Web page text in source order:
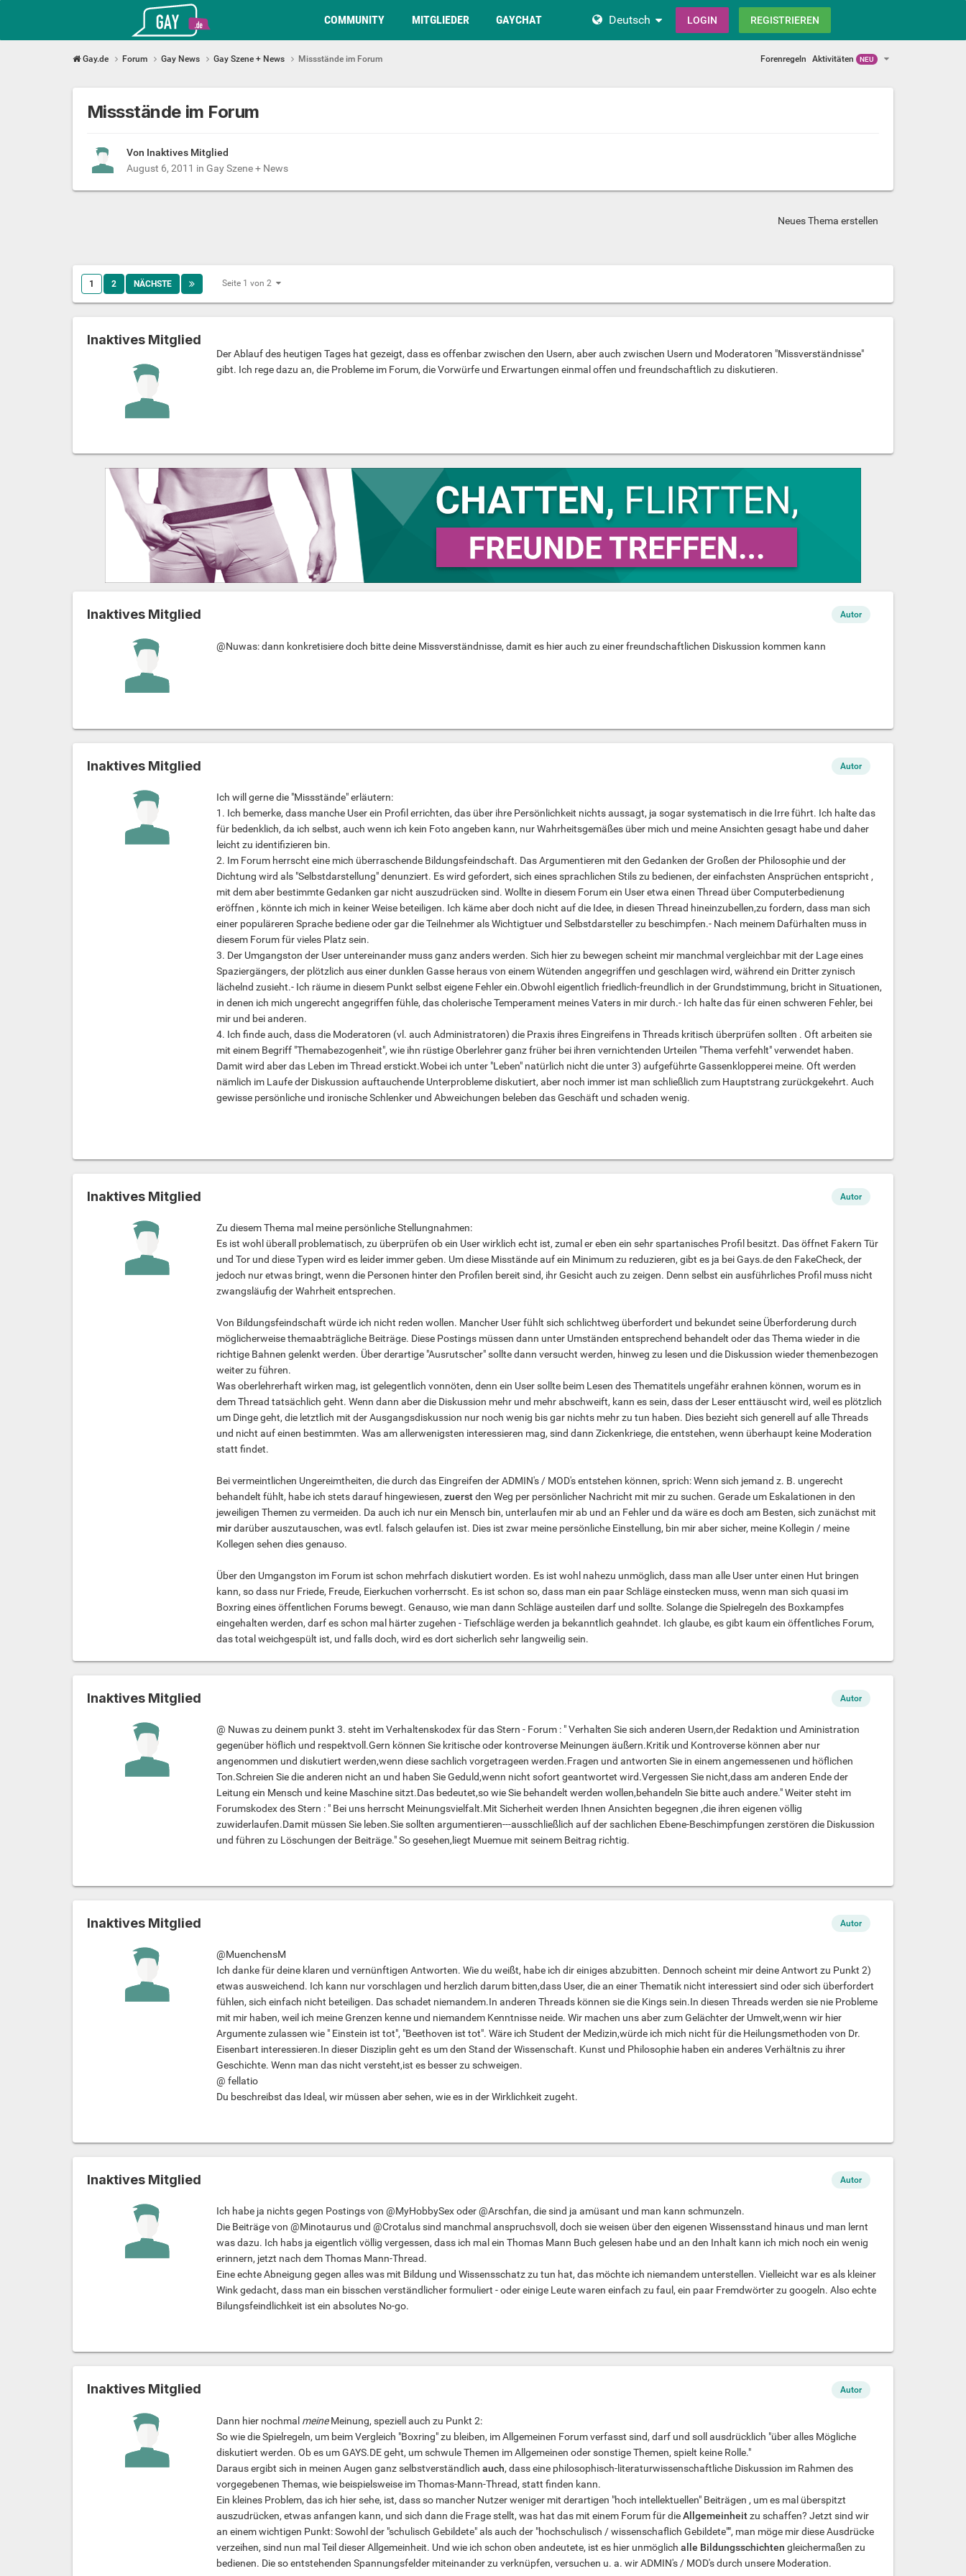
COMMUNITY MITGLIEDER GAYCHAT Deutsch LOGIN REGISTRIEREN
Forenregeln Aktivitäten NEU
Gay.de Forum Gay News Gay Szene + News Missstände im Forum
Missstände im Forum
Von Inaktives Mitglied
August 6, 2011 in Gay Szene + News
Neues Thema erstellen
1 2 NÄCHSTE Seite 1 von 2
Inaktives Mitglied
Der Ablauf des heutigen Tages hat gezeigt, dass es offenbar zwischen den Usern, aber auch zwischen Usern und Moderatoren "Missverständnisse"
gibt. Ich rege dazu an, die Probleme im Forum, die Vorwürfe und Erwartungen einmal offen und freundschaftlich zu diskutieren.
Inaktives Mitglied Autor
@Nuwas: dann konkretisiere doch bitte deine Missverständnisse, damit es hier auch zu einer freundschaftlichen Diskussion kommen kann
Inaktives Mitglied Autor
Ich will gerne die "Missstände" erläutern:
1. Ich bemerke, dass manche User ein Profil errichten, das über ihre Persönlichkeit nichts aussagt, ja sogar systematisch in die Irre führt. Ich halte das
für bedenklich, da ich selbst, auch wenn ich kein Foto angeben kann, nur Wahrheitsgemäßes über mich und meine Ansichten gesagt habe und daher
leicht zu identifizieren bin.
2. Im Forum herrscht eine mich überraschende Bildungsfeindschaft. Das Argumentieren mit den Gedanken der Großen der Philosophie und der
Dichtung wird als "Selbstdarstellung" denunziert. Es wird gefordert, sich eines sprachlichen Stils zu bedienen, der einfachsten Ansprüchen entspricht ,
mit dem aber bestimmte Gedanken gar nicht auszudrücken sind. Wollte in diesem Forum ein User etwa einen Thread über Computerbedienung
eröffnen , könnte ich mich in keiner Weise beteiligen. Ich käme aber doch nicht auf die Idee, in diesen Thread hineinzubellen,zu fordern, dass man sich
einer populäreren Sprache bediene oder gar die Teilnehmer als Wichtigtuer und Selbstdarsteller zu beschimpfen.- Nach meinem Dafürhalten muss in
diesem Forum für vieles Platz sein.
3. Der Umgangston der User untereinander muss ganz anders werden. Sich hier zu bewegen scheint mir manchmal vergleichbar mit der Lage eines
Spaziergängers, der plötzlich aus einer dunklen Gasse heraus von einem Wütenden angegriffen und geschlagen wird, während ein Dritter zynisch
lächelnd zusieht.- Ich räume in diesem Punkt selbst eigene Fehler ein.Obwohl eigentlich friedlich-freundlich in der Grundstimmung, bricht in Situationen,
in denen ich mich ungerecht angegriffen fühle, das cholerische Temperament meines Vaters in mir durch.- Ich halte das für einen schweren Fehler, bei
mir und bei anderen.
4. Ich finde auch, dass die Moderatoren (vl. auch Administratoren) die Praxis ihres Eingreifens in Threads kritisch überprüfen sollten . Oft arbeiten sie
mit einem Begriff "Themabezogenheit", wie ihn rüstige Oberlehrer ganz früher bei ihren vernichtenden Urteilen "Thema verfehlt" verwendet haben.
Damit wird aber das Leben im Thread erstickt.Wobei ich unter "Leben" natürlich nicht die unter 3) aufgeführte Gassenklopperei meine. Oft werden
nämlich im Laufe der Diskussion auftauchende Unterprobleme diskutiert, aber noch immer ist man schließlich zum Hauptstrang zurückgekehrt. Auch
gewisse persönliche und ironische Schlenker und Abweichungen beleben das Geschäft und schaden wenig.
Inaktives Mitglied Autor
Zu diesem Thema mal meine persönliche Stellungnahmen:
Es ist wohl überall problematisch, zu überprüfen ob ein User wirklich echt ist, zumal er eben ein sehr spartanisches Profil besitzt. Das öffnet Fakern Tür
und Tor und diese Typen wird es leider immer geben. Um diese Misstände auf ein Minimum zu reduzieren, gibt es ja bei Gays.de den FakeCheck, der
jedoch nur etwas bringt, wenn die Personen hinter den Profilen bereit sind, ihr Gesicht auch zu zeigen. Denn selbst ein ausführliches Profil muss nicht
zwangsläufig der Wahrheit entsprechen.
Von Bildungsfeindschaft würde ich nicht reden wollen. Mancher User fühlt sich schlichtweg überfordert und bekundet seine Überforderung durch
möglicherweise themaabträgliche Beiträge. Diese Postings müssen dann unter Umständen entsprechend behandelt oder das Thema wieder in die
richtige Bahnen gelenkt werden. Über derartige "Ausrutscher" sollte dann versucht werden, hinweg zu lesen und die Diskussion wieder themenbezogen
weiter zu führen.
Was oberlehrerhaft wirken mag, ist gelegentlich vonnöten, denn ein User sollte beim Lesen des Thematitels ungefähr erahnen können, worum es in
dem Thread tatsächlich geht. Wenn dann aber die Diskussion mehr und mehr abschweift, kann es sein, dass der Leser enttäuscht wird, weil es plötzlich
um Dinge geht, die letztlich mit der Ausgangsdiskussion nur noch wenig bis gar nichts mehr zu tun haben. Dies bezieht sich generell auf alle Threads
und nicht auf einen bestimmten. Was am allerwenigsten interessieren mag, sind dann Zickenkriege, die entstehen, wenn überhaupt keine Moderation
statt findet.
Bei vermeintlichen Ungereimtheiten, die durch das Eingreifen der ADMIN's / MOD's entstehen können, sprich: Wenn sich jemand z. B. ungerecht
behandelt fühlt, habe ich stets darauf hingewiesen, zuerstden Weg per persönlicher Nachricht mit mir zu suchen. Gerade um Eskalationen in den
jeweiligen Themen zu vermeiden. Da auch ich nur ein Mensch bin, unterlaufen mir ab und an Fehler und da wäre es doch am Besten, sich zunächst mit
mirdarüber auszutauschen, was evtl. falsch gelaufen ist. Dies ist zwar meine persönliche Einstellung, bin mir aber sicher, meine Kollegin / meine
Kollegen sehen dies genauso.
Über den Umgangston im Forum ist schon mehrfach diskutiert worden. Es ist wohl nahezu unmöglich, dass man alle User unter einen Hut bringen
kann, so dass nur Friede, Freude, Eierkuchen vorherrscht. Es ist schon so, dass man ein paar Schläge einstecken muss, wenn man sich quasi im
Boxring eines öffentlichen Forums bewegt. Genauso, wie man dann Schläge austeilen darf und sollte. Solange die Spielregeln des Boxkampfes
eingehalten werden, darf es schon mal härter zugehen - Tiefschläge werden ja bekanntlich geahndet. Ich glaube, es gibt kaum ein öffentliches Forum,
das total weichgespült ist, und falls doch, wird es dort sicherlich sehr langweilig sein.
Inaktives Mitglied Autor
@ Nuwas zu deinem punkt 3. steht im Verhaltenskodex für das Stern - Forum : " Verhalten Sie sich anderen Usern,der Redaktion und Aministration
gegenüber höflich und respektvoll.Gern können Sie kritische oder kontroverse Meinungen äußern.Kritik und Kontroverse können aber nur
angenommen und diskutiert werden,wenn diese sachlich vorgetrageen werden.Fragen und antworten Sie in einem angemessenen und höflichen
Ton.Schreien Sie die anderen nicht an und haben Sie Geduld,wenn nicht sofort geantwortet wird.Vergessen Sie nicht,dass am anderen Ende der
Leitung ein Mensch und keine Maschine sitzt.Das bedeutet,so wie Sie behandelt werden wollen,behandeln Sie bitte auch andere." Weiter steht im
Forumskodex des Stern : " Bei uns herrscht Meinungsvielfalt.Mit Sicherheit werden Ihnen Ansichten begegnen ,die ihren eigenen völlig
zuwiderlaufen.Damit müssen Sie leben.Sie sollten argumentieren---ausschließlich auf der sachlichen Ebene-Beschimpfungen zerstören die Diskussion
und führen zu Löschungen der Beiträge." So gesehen,liegt Muemue mit seinem Beitrag richtig.
Inaktives Mitglied Autor
@MuenchensM
Ich danke für deine klaren und vernünftigen Antworten. Wie du weißt, habe ich dir einiges abzubitten. Dennoch scheint mir deine Antwort zu Punkt 2)
etwas ausweichend. Ich kann nur vorschlagen und herzlich darum bitten,dass User, die an einer Thematik nicht interessiert sind oder sich überfordert
fühlen, sich einfach nicht beteiligen. Das schadet niemandem.In anderen Threads können sie die Kings sein.In diesen Threads werden sie nie Probleme
mit mir haben, weil ich meine Grenzen kenne und niemandem Kenntnisse neide. Wir machen uns aber zum Gelächter der Umwelt,wenn wir hier
Argumente zulassen wie " Einstein ist tot", "Beethoven ist tot". Wäre ich Student der Medizin,würde ich mich nicht für die Heilungsmethoden von Dr.
Eisenbart interessieren.In dieser Disziplin geht es um den Stand der Wissenschaft. Kunst und Philosophie haben ein anderes Verhältnis zu ihrer
Geschichte. Wenn man das nicht versteht,ist es besser zu schweigen.
@ fellatio
Du beschreibst das Ideal, wir müssen aber sehen, wie es in der Wirklichkeit zugeht.
Inaktives Mitglied Autor
Ich habe ja nichts gegen Postings von @MyHobbySex oder @Arschfan, die sind ja amüsant und man kann schmunzeln.
Die Beiträge von @Minotaurus und @Crotalus sind manchmal anspruchsvoll, doch sie weisen über den eigenen Wissensstand hinaus und man lernt
was dazu. Ich habs ja eigentlich völlig vergessen, dass ich mal ein Thomas Mann Buch gelesen habe und an den Inhalt kann ich mich noch ein wenig
erinnern, jetzt nach dem Thomas Mann-Thread.
Eine echte Abneigung gegen alles was mit Bildung und Wissensschatz zu tun hat, das möchte ich niemandem unterstellen. Vielleicht war es als kleiner
Wink gedacht, dass man ein bisschen verständlicher formuliert - oder einige Leute waren einfach zu faul, ein paar Fremdwörter zu googeln. Also echte
Bilungsfeindlichkeit ist ein absolutes No-go.
Inaktives Mitglied Autor
Dann hier nochmal meineMeinung, speziell auch zu Punkt 2:
So wie die Spielregeln, um beim Vergleich "Boxring" zu bleiben, im Allgemeinen Forum verfasst sind, darf und soll ausdrücklich "über alles Mögliche
diskutiert werden. Ob es um GAYS.DE geht, um schwule Themen im Allgemeinen oder sonstige Themen, spielt keine Rolle."
Daraus ergibt sich in meinen Augen ganz selbstverständlich auch, dass eine philosophisch-literaturwissenschaftliche Diskussion im Rahmen des
vorgegebenen Themas, wie beispielsweise im Thomas-Mann-Thread, statt finden kann.
Ein kleines Problem, das ich hier sehe, ist, dass so mancher Nutzer weniger mit derartigen "hoch intellektuellen" Beiträgen , um es mal überspitzt
auszudrücken, etwas anfangen kann, und sich dann die Frage stellt, was hat das mit einem Forum für dieAllgemeinheitzu schaffen? Jetzt sind wir
an einem wichtigen Punkt: Sowohl der "schulisch Gebildete" als auch der "hochschulisch / wissenschaflich Gebildete"", man möge mir diese Ausdrücke
verzeihen, sind nun mal Teil dieser Allgemeinheit. Und wie ich schon oben andeutete, ist es hier unmöglich alle Bildungsschichten gleichermaßen zu
bedienen. Die so entstehenden Spannungsfelder miteinander zu verknüpfen, versuchen u. a. wir ADMIN's / MOD's durch unsere Moderation.